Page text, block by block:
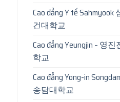
Cao đẳng Y tế Sahmyook
건대학교
Cao đẳng Yeungjin – 영
학교
Cao đẳng Yong-in
송담대학교